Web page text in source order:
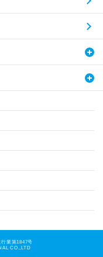
業第1847号
CO.,LTD